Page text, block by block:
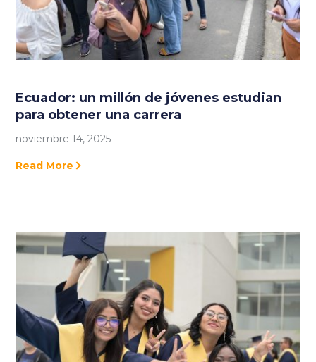
Ecuador: un millón de jóvenes estudian
para obtener una carrera
noviembre 14, 2025
Read More